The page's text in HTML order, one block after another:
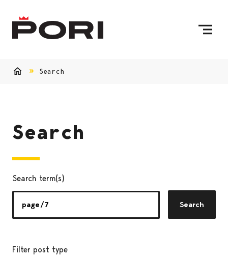
Search
Search
Search term(s)
Search
Filter post type